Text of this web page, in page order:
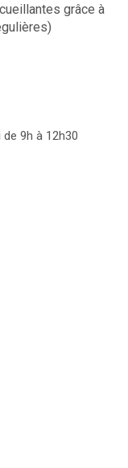
grâce à
9h à 12h30